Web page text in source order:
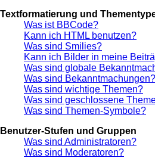
Textformatierung und
Was ist BBCode?
Kann ich HTML benutzen?
Was sind Smilies?
Kann ich Bilder in meine
Was sind globale
Was sind Bekanntmachungen?
Was sind wichtige Themen?
Was sind geschlossene
Was sind Themen-Symbole?
Benutzer-Stufen und Gruppen
Was sind Administratoren?
Was sind Moderatoren?